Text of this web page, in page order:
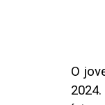
O